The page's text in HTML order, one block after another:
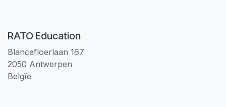
RATO Education
Blancefloerlaan 167
2050 Antwerpen
Belgïe